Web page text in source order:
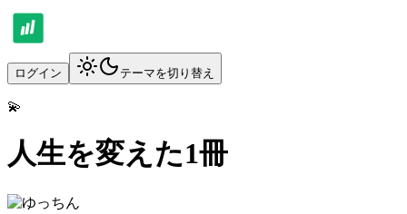
ログイン テーマを切り替え
💫
人生を変えた1冊